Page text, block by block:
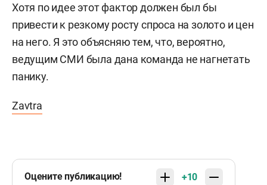
Хотя по идее этот фактор должен был бы
привести к резкому росту спроса на золото и цен
на него. Я это объясняю тем, что, вероятно,
ведущим СМИ была дана команда не нагнетать
панику.
Zavtra
Оцените публикацию! +10